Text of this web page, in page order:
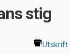
stig
Utskrift